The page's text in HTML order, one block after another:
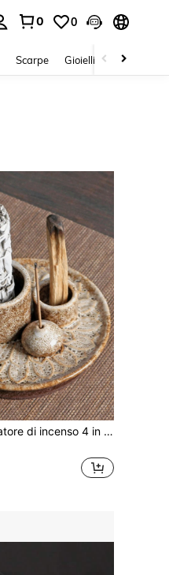
0 0
Scarpe Gioielli E Accessori
1 pezzo Bruciatore di incenso 4 in 1, Portasalvia, Portaincenso, Bruciatore di incenso di alta qualità per aromaterapia, meditazione, yoga e decorazione della casa